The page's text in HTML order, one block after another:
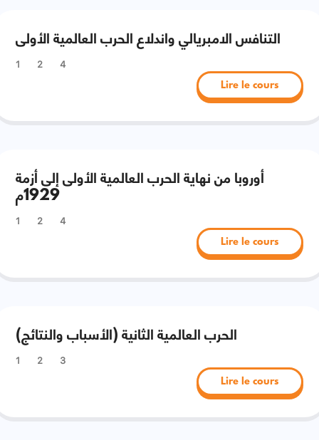
التنافس الامبريالي واندلاع الحرب العالمية الأولى
1 2 4
Lire le cours
أوروبا من نهاية الحرب العالمية الأولى إلى أزمة
1929م
1 2 4
Lire le cours
الحرب العالمية الثانية (الأسباب والنتائج)
1 2 3
Lire le cours